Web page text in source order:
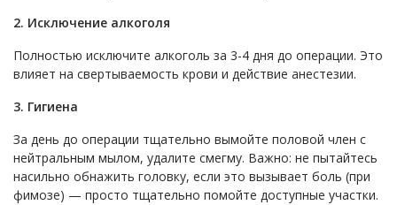
2. Исключение алкоголя
Полностью исключите алкоголь за 3-4 дня до операции. Это
влияет на свертываемость крови и действие анестезии.
3. Гигиена
За день до операции тщательно вымойте половой член с
нейтральным мылом, удалите смегму. Важно: не пытайтесь
насильно обнажить головку, если это вызывает боль (при
фимозе) — просто тщательно помойте доступные участки.